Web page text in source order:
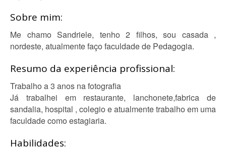
Sobre mim:
Me chamo Sandriele, tenho 2 filhos, sou casada ,
nordeste, atualmente faço faculdade de Pedagogia.
Resumo da experiência profissional:
Trabalho a 3 anos na fotografia
Já trabalhei em restaurante, lanchonete,fabrica de
sandalia, hospital , colegio e atualmente trabalho em uma
faculdade como estagiaria.
Habilidades: